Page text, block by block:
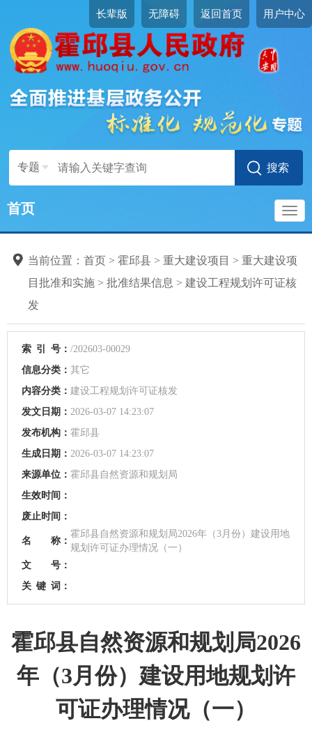
长辈版 无障碍 返回首页 用户中心
专题
首页
当前位置： 首页 > 霍邱县 > 重大建设项目 > 重大建设项
目批准和实施 > 批准结果信息 > 建设工程规划许可证核
发
索 引 号： /202603-00029
信息分类： 其它
内容分类： 建设工程规划许可证核发
发文日期： 2026-03-07 14:23:07
发布机构： 霍邱县
生成日期： 2026-03-07 14:23:07
来源单位： 霍邱县自然资源和规划局
生效时间：
废止时间：
名 称：
霍邱县自然资源和规划局2026年（3月份）建设用地
规划许可证办理情况（一）
文 号：
关 键 词：
霍邱县自然资源和规划局2026
年（3月份）建设用地规划许
可证办理情况（一）